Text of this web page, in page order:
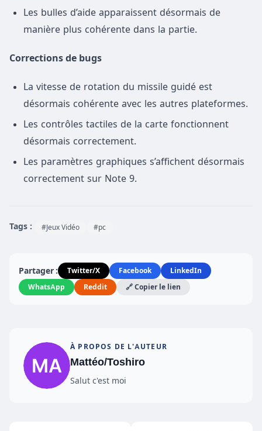
Les bulles d’aide apparaissent désormais de
manière plus cohérente dans la partie.
Corrections de bugs
La vitesse de rotation du missile guidé est
désormais cohérente avec les autres plateformes.
Les contrôles tactiles de la carte fonctionnent
désormais correctement.
Les paramètres graphiques s’affichent désormais
correctement sur Note 9.
Tags : #Jeux Vidéo #pc
Partager : Twitter/X Facebook
LinkedIn
WhatsApp
Reddit 🔗 Copier le lien
À PROPOS DE L'AUTEUR
Mattéo/Toshiro
Salut c'est moi